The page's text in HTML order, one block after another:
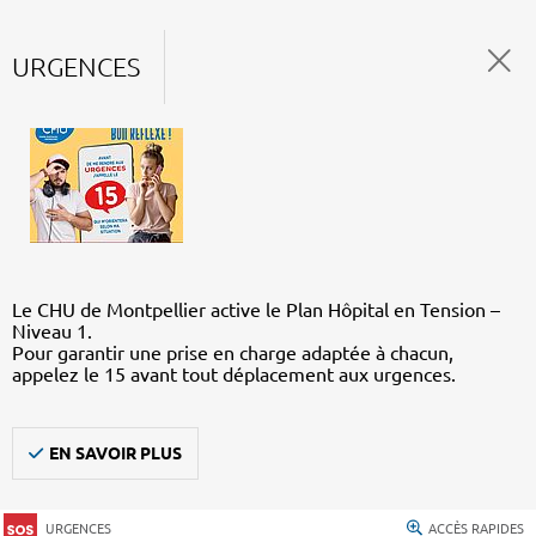
URGENCES
Le CHU de Montpellier active le Plan Hôpital en Tension –
Niveau 1.
Pour garantir une prise en charge adaptée à chacun,
appelez le 15 avant tout déplacement aux urgences.
EN SAVOIR PLUS
URGENCES ACCÈS RAPIDES